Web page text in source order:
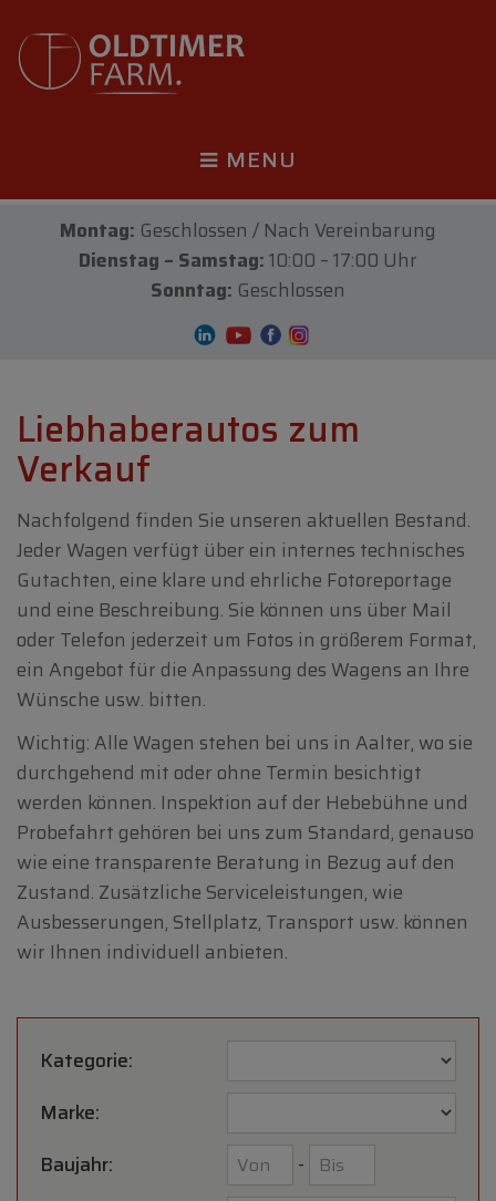
MENU
Montag: Geschlossen / Nach Vereinbarung
Dienstag – Samstag:10:00 – 17:00 Uhr
Sonntag: Geschlossen
Liebhaberautos zum
Verkauf
Nachfolgend finden Sie unseren aktuellen Bestand.
Jeder Wagen verfügt über ein internes technisches
Gutachten, eine klare und ehrliche Fotoreportage
und eine Beschreibung. Sie können uns über Mail
oder Telefon jederzeit um Fotos in größerem Format,
ein Angebot für die Anpassung des Wagens an Ihre
Wünsche usw. bitten.
Wichtig: Alle Wagen stehen bei uns in Aalter, wo sie
durchgehend mit oder ohne Termin besichtigt
werden können. Inspektion auf der Hebebühne und
Probefahrt gehören bei uns zum Standard, genauso
wie eine transparente Beratung in Bezug auf den
Zustand. Zusätzliche Serviceleistungen, wie
Ausbesserungen, Stellplatz, Transport usw. können
wir Ihnen individuell anbieten.
Kategorie:
Marke:
Baujahr:
-